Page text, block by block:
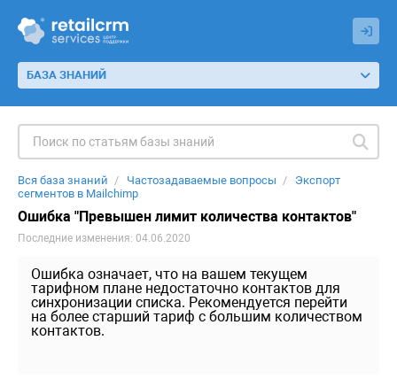
БАЗА ЗНАНИЙ
Вся база знаний Частозадаваемые вопросы
Экспорт
сегментов в Mailchimp
Ошибка "Превышен лимит количества контактов"
Последние изменения: 04.06.2020
Ошибка означает, что на вашем текущем
тарифном плане недостаточно контактов для
синхронизации списка. Рекомендуется перейти
на более старший тариф с большим количеством
контактов.